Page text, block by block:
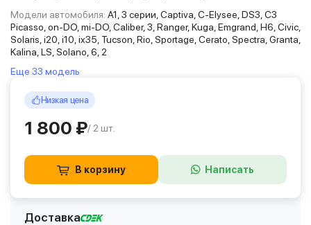
Модели автомобиля: A1, 3 серии, Captiva, C-Elysee, DS3, C3
Picasso, on-DO, mi-DO, Caliber, 3, Ranger, Kuga, Emgrand, H6, Civic,
Solaris, i20, i10, ix35, Tucson, Rio, Sportage, Cerato, Spectra, Granta,
Kalina, LS, Solano, 6, 2
Еще 33 модель
Низкая цена
1 800 ₽/ 2 шт.
В корзину Написать
Доставка